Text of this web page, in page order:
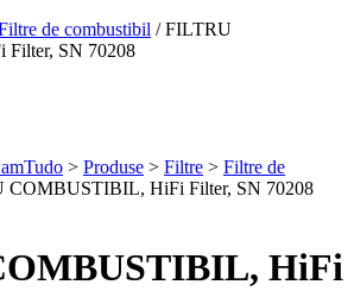
de combustibil / FILTRU
SN 70208
> Produse > Filtre > Filtre de
COMBUSTIBIL, HiFi Filter, SN 70208
HiFi